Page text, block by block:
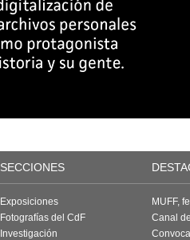
SECCIONES
Exposiciones
Fotografías del CdF
Investigación
MUFF,
Canal